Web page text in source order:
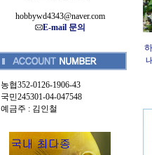
hobbywd4343@naver.com
E-mail 문의
농협352-0126-1906-43
국민245301-04-047548
예금주 : 김인철